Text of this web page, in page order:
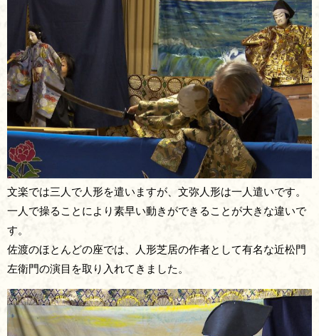
文楽では三人で人形を遣いますが、文弥人形は一人遣いです。
一人で操ることにより素早い動きができることが大きな違いで
す。
佐渡のほとんどの座では、人形芝居の作者として有名な近松門
左衛門の演目を取り入れてきました。